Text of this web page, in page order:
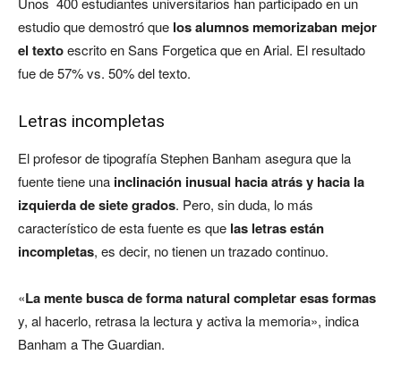
estudio que demostró que los alumnos memorizaban mejor
el textoescrito en Sans Forgetica que en Arial. El resultado
fue de 57% vs. 50% del texto.
Letras incompletas
El profesor de tipografía Stephen Banham asegura que la
fuente tiene una inclinación inusual hacia atrás y hacia la
izquierda de siete grados. Pero, sin duda, lo más
característico de esta fuente es que las letras están
incompletas, es decir, no tienen un trazado continuo.
«La mente busca de forma natural completar esas formas
y, al hacerlo, retrasa la lectura y activa la memoria», indica
Banham a The Guardian.